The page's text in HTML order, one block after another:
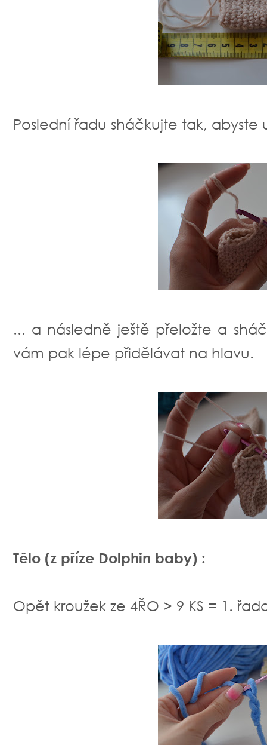
Poslední řadu sháčkujte tak, abyste
... a následně ještě přeložte a
vám pak lépe přidělávat na hlavu.
Tělo (z příze Dolphin baby) :
Opět kroužek ze 4ŘO > 9 KS = 1.